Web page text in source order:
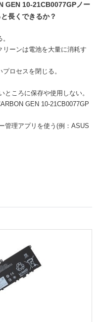
10-21CB0077GPノー
長くできるか？
ーンは電池を大量に消耗す
ロセスを閉じる。
ころに保存や使用しない。
GEN 10-21CB0077GP
管理アプリを使う(例：ASUS